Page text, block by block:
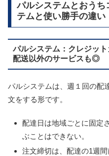
パルシステムとおう
テムと使い勝手の違い
パルシステム：クレジッ
配送以外のサービスも◎
パルシステムは、週１回の配
文をする形です。
配達日は地域ごとに固定
ぶことはできない。
注文締切は、配達の1週